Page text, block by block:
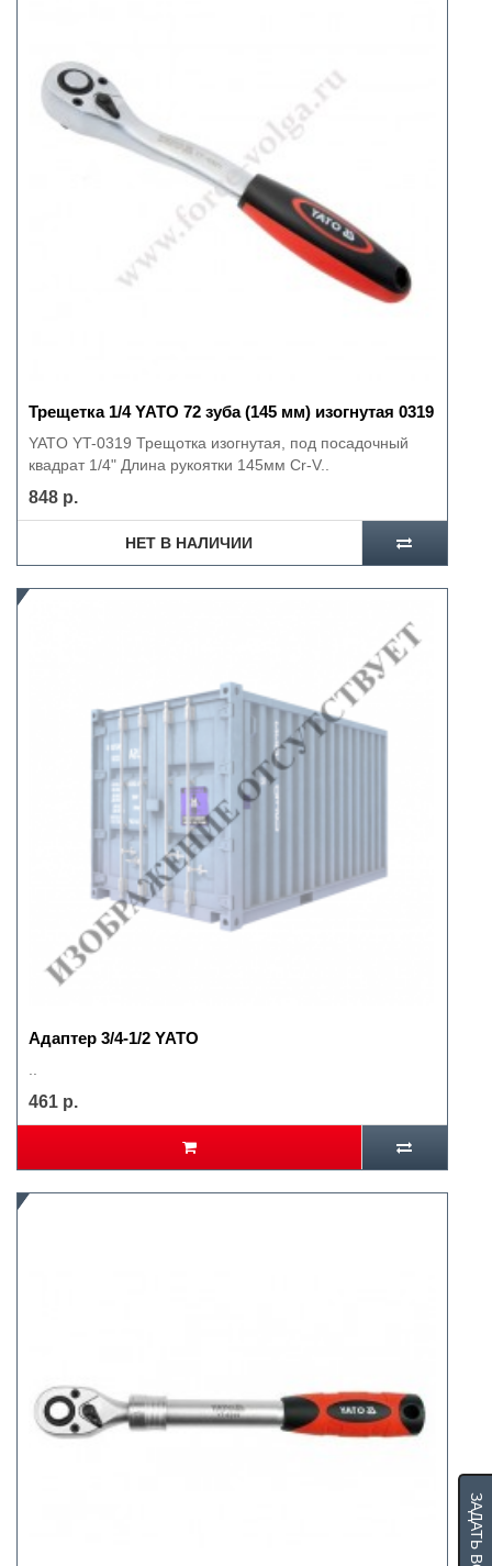
Трещетка 1/4 YATO 72 зуба (145 мм) изогнутая 0319
YATO YT-0319 Трещотка изогнутая, под посадочный
квадрат 1/4" Длина рукоятки 145мм Cr-V..
848 р.
НЕТ В НАЛИЧИИ
Адаптер 3/4-1/2 YATO
461 р.